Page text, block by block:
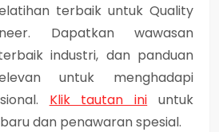
terbaik untuk Quality
Dapatkan wawasan
industri, dan panduan
untuk menghadapi
Klik tautan ini untuk
dan penawaran spesial.